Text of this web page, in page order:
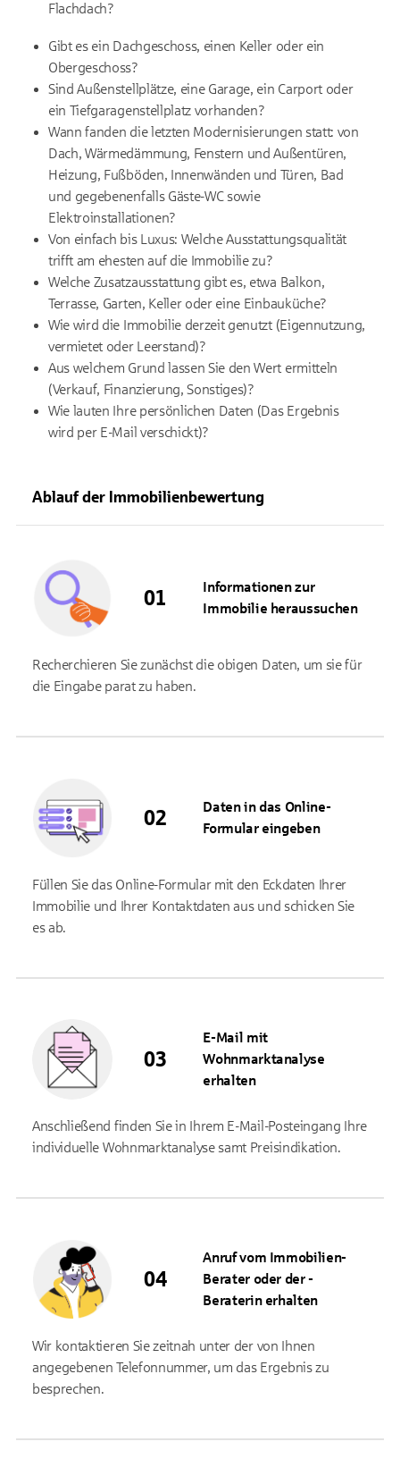
Flachdach?
Gibt es ein Dachgeschoss, einen Keller oder ein
Obergeschoss?
Sind Außenstellplätze, eine Garage, ein Carport oder
ein Tiefgaragenstellplatz vorhanden?
Wann fanden die letzten Modernisierungen statt: von
Dach, Wärmedämmung, Fenstern und Außentüren,
Heizung, Fußböden, Innenwänden und Türen, Bad
und gegebenenfalls Gäste-WC sowie
Elektroinstallationen?
Von einfach bis Luxus: Welche Ausstattungsqualität
trifft am ehesten auf die Immobilie zu?
Welche Zusatzausstattung gibt es, etwa Balkon,
Terrasse, Garten, Keller oder eine Einbauküche?
Wie wird die Immobilie derzeit genutzt (Eigennutzung,
vermietet oder Leerstand)?
Aus welchem Grund lassen Sie den Wert ermitteln
(Verkauf, Finanzierung, Sonstiges)?
Wie lauten Ihre persönlichen Daten (Das Ergebnis
wird per E-Mail verschickt)?
Ablauf der Immobilienbewertung
Informationen zur
Immobilie heraussuchen
Recherchieren Sie zunächst die obigen Daten, um sie für
die Eingabe parat zu haben.
Daten in das Online-
Formular eingeben
Füllen Sie das Online-Formular mit den Eckdaten Ihrer
Immobilie und Ihrer Kontaktdaten aus und schicken Sie
es ab.
E-Mail mit
Wohnmarktanalyse
erhalten
Anschließend finden Sie in Ihrem E-Mail-Posteingang Ihre
individuelle Wohnmarktanalyse samt Preisindikation.
Anruf vom Immobilien-
Berater oder der -
Beraterin erhalten
Wir kontaktieren Sie zeitnah unter der von Ihnen
angegebenen Telefonnummer, um das Ergebnis zu
besprechen.